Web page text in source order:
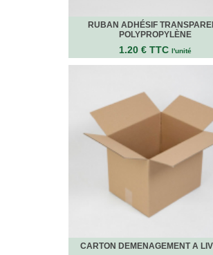
RUBAN ADHÉSIF
POLYPROPYLÈNE
1.20 € TTC l'unité
CARTON DEMENAGEMENT A